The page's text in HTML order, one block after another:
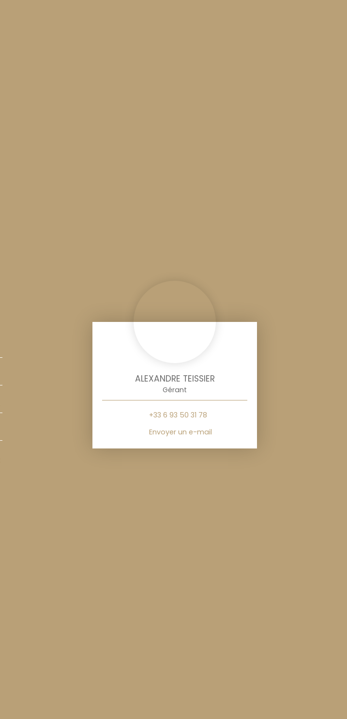
ALEXANDRE TEISSIER
Gérant
+33 6 93 50 31 78
Envoyer un e-mail